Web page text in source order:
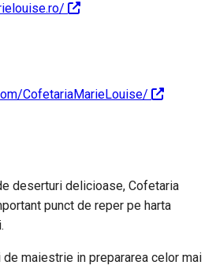
CofetariaMarieLouise/
deserturi delicioase, Cofetaria
punct de reper pe harta
de maiestrie in prepararea celor mai